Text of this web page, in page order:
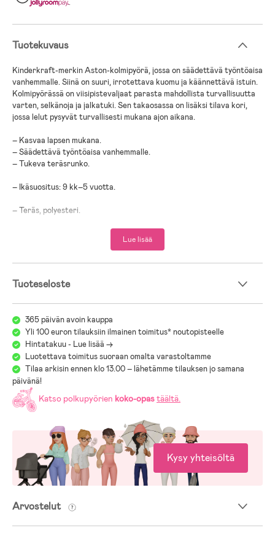
.
Tuotekuvaus
Kinderkraft-merkin Aston-kolmipyörä, jossa on säädettävä työntöaisa
vanhemmalle. Siinä on suuri, irrotettava kuomu ja käännettävä istuin.
Kolmipyörässä on viisipistevaljaat parasta mahdollista turvallisuutta
varten, selkänoja ja jalkatuki. Sen takaosassa on lisäksi tilava kori,
jossa lelut pysyvät turvallisesti mukana ajon aikana.
– Kasvaa lapsen mukana.
– Säädettävä työntöaisa vanhemmalle.
– Tukeva teräsrunko.
– Ikäsuositus: 9 kk–5 vuotta.
– Teräs, polyesteri.
- Tulee käyttää aikuisen valvonnassa.
Lue lisää
Tuoteseloste
365 päivän avoin kauppa
Yli 100 euron tilauksiin ilmainen toimitus* noutopisteelle
Hintatakuu - Lue lisää ->
Luotettava toimitus suoraan omalta varastoltamme
Tilaa arkisin ennen klo 13.00 – lähetämme tilauksen jo samana
päivänä!
Katso polkupyörien koko-opastäältä.
Kysy yhteisöltä
Arvostelut